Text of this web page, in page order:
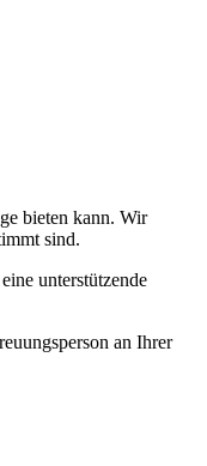
bieten kann. Wir
sind.
unterstützende
an Ihrer